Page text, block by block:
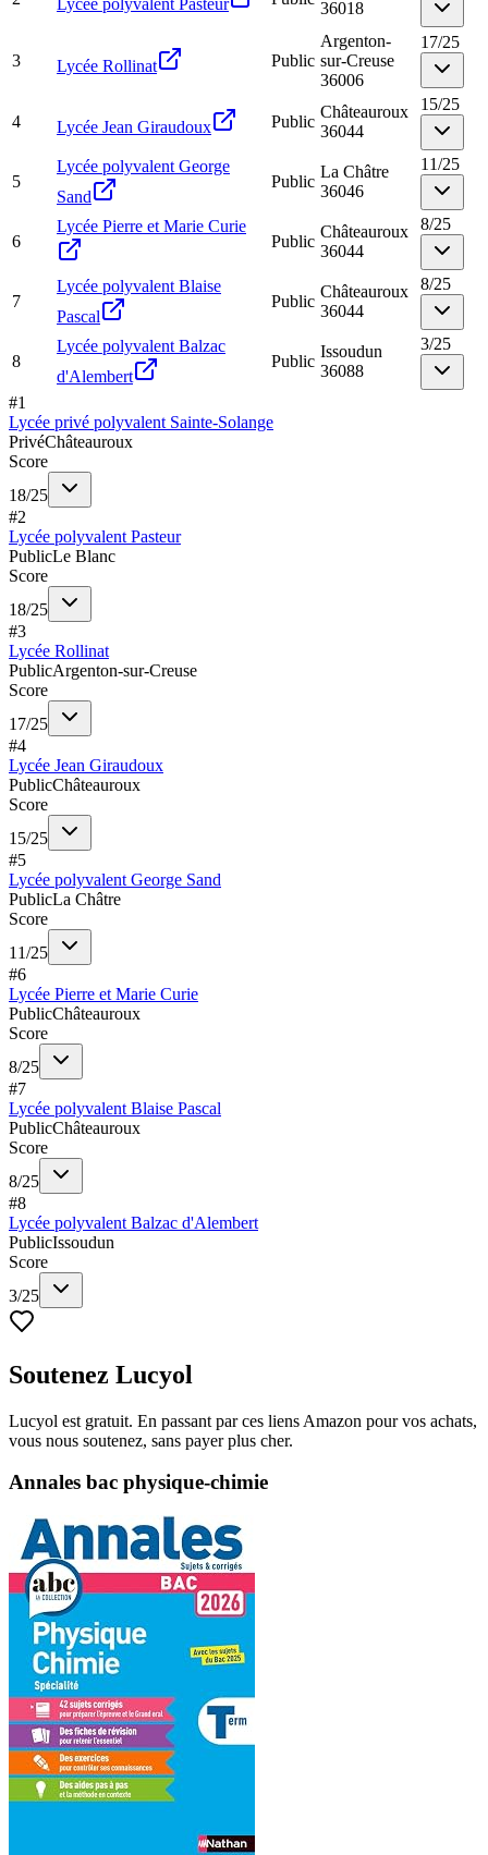
36018
3 Lycée Rollinat Public
Argenton-
sur-Creuse
36006
17/25
4 Lycée Jean Giraudoux Public
Châteauroux
36044
15/25
5
Lycée polyvalent George
Sand
Public
La Châtre
36046
11/25
6
Lycée Pierre et Marie Curie
Public
Châteauroux
36044
8/25
7
Lycée polyvalent Blaise
Pascal
Public
Châteauroux
36044
8/25
8
Lycée polyvalent Balzac
d'Alembert
Public
Issoudun
36088
3/25
#1
Lycée privé polyvalent Sainte-Solange
PrivéChâteauroux
Score
18/25
#2
Lycée polyvalent Pasteur
PublicLe Blanc
Score
18/25
#3
Lycée Rollinat
PublicArgenton-sur-Creuse
Score
17/25
#4
Lycée Jean Giraudoux
PublicChâteauroux
Score
15/25
#5
Lycée polyvalent George Sand
PublicLa Châtre
Score
11/25
#6
Lycée Pierre et Marie Curie
PublicChâteauroux
Score
8/25
#7
Lycée polyvalent Blaise Pascal
PublicChâteauroux
Score
8/25
#8
Lycée polyvalent Balzac d'Alembert
PublicIssoudun
Score
3/25
Soutenez Lucyol
Lucyol est gratuit. En passant par ces liens Amazon pour vos achats,
vous nous soutenez, sans payer plus cher.
Annales bac physique-chimie